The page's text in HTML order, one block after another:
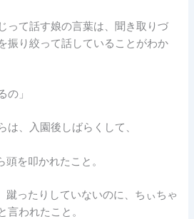
って話す娘の言葉は、聞き取りづ
振り絞って話していることがわか
の」
は、入園後しばらくして、
を叩かれたこと。
ったりしていないのに、ちぃちゃ
言われたこと。